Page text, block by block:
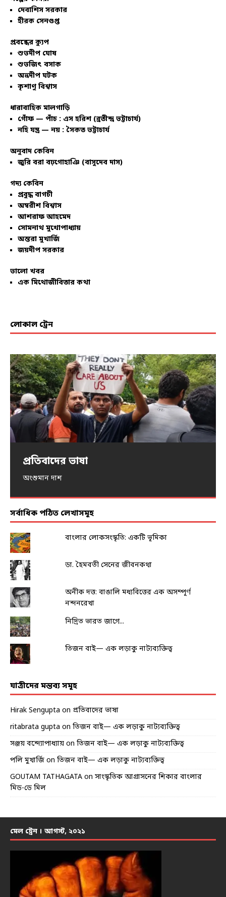
দেবাশিস সরকার
হীরক সেনগুপ্ত
প্রবন্ধের ক্যুপ
শুভদীপ ঘোষ
শুভজিৎ বসাক
অভ্রদীপ ঘটক
কৃশাণু বিশ্বাস
ধারাবাহিক মালগাড়ি
গোঁফ — পাঁচ : এস হরিশ (ব্রতীন্দ্র ভট্টাচার্য)
নহি যন্ত্র — নয় : সৈকত ভট্টাচার্য
অনুবাদ কেবিন
জুরি বরা বঢ়গোহাঞি (বাসুদেব দাস)
গদ্য কেবিন
প্রবুদ্ধ বাগচী
অম্বরীশ বিশ্বাস
আশরাফ আহমেদ
সোমনাথ মুখোপাধ্যায়
অন্তরা মুখার্জি
জয়দীপ সরকার
ভালো খবর
এক মিথোজীবিতার কথা
লোকাল ট্রেন
প্রতিবাদের ভাষা
অংশুমান দাশ
নিদ্রিত ভারত জাগে…
অমর্ত্য বন্দ্যোপাধ্যায়
আন্দোলনের নারী-স্পন্দন
পৌলমী গুহ
ধর্ষণ ও এনকাউন্টার
আইরিন শবনম
খরিফে অনাবৃষ্টি, সংকটে খাদ্য-নিরাপত্তা
দেবাশিস মিথিয়া
সর্বাধিক পঠিত লেখাসমূহ
বাংলার লোকসংস্কৃতি: একটি ভূমিকা
ডা. হৈমবতী সেনের জীবনকথা
অনীক দত্ত: বাঙালি মধ্যবিত্তের এক অসম্পূর্ণ
নন্দনরেখা
নিদ্রিত ভারত জাগে...
তিজন বাই— এক লড়াকু নাট্যব্যক্তিত্ব
যাত্রীদের মন্তব্য সমূহ
Hirak Sengupta on প্রতিবাদের ভাষা
ritabrata gupta on তিজন বাই— এক লড়াকু নাট্যব্যক্তিত্ব
সঞ্জয় বন্দ্যোপাধ্যায় on তিজন বাই— এক লড়াকু নাট্যব্যক্তিত্ব
পলি মুখার্জি on তিজন বাই— এক লড়াকু নাট্যব্যক্তিত্ব
GOUTAM TATHAGATA on সাংস্কৃতিক আগ্রাসনের শিকার বাংলার
মিড-ডে মিল
মেল ট্রেন । আগস্ট, ২০২১